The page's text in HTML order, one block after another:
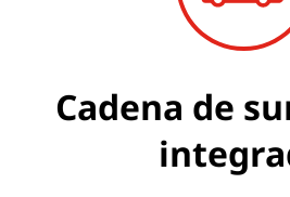
Cadena de